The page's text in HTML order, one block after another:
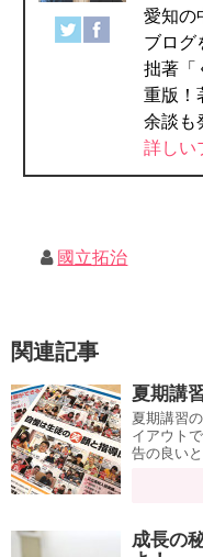
愛知の
ブログ
拙著「
重版！
余談も
詳しい
國立拓治
関連記事
夏期講
夏期講習
イアウト
告の良い
成長の